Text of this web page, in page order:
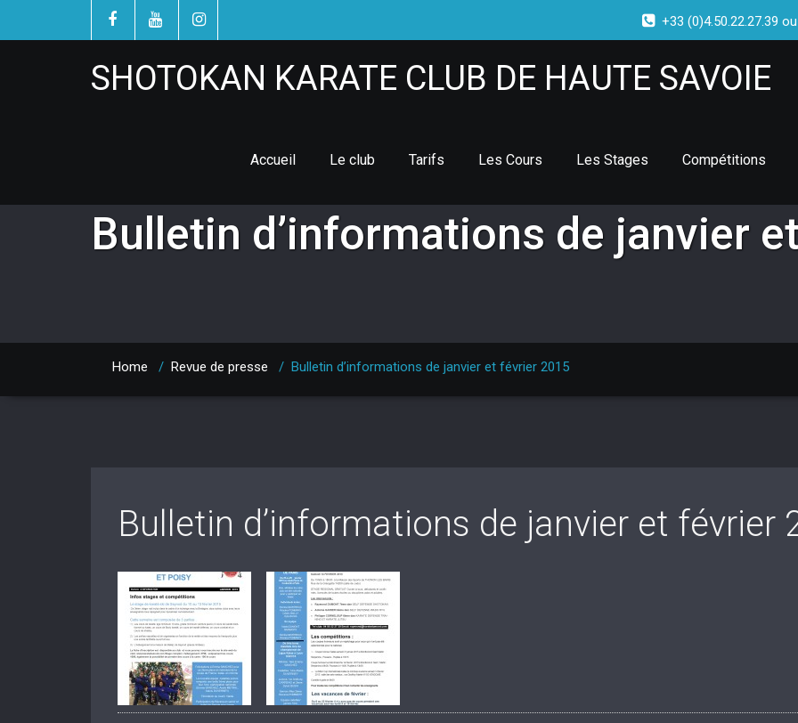
+33 (0)4.50.22.27.39
SHOTOKAN KARATE CLUB DE HAUTE SAVOIE
Accueil Le club Tarifs Les Cours Les Stages Compétitions
Bulletin d’informations de janvier
Home / Revue de presse / Bulletin d’informations de janvier et février 2015
Bulletin d’informations de janvier et février